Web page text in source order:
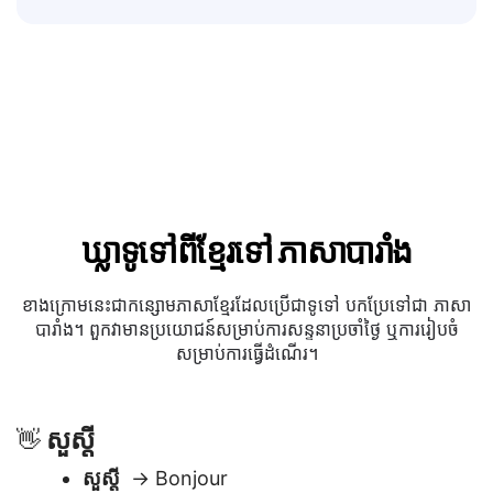
ឃ្លាទូទៅពីខ្មែរទៅ ភាសា​បារាំង
ខាងក្រោមនេះជាកន្សោមភាសាខ្មែរដែលប្រើជាទូទៅ បកប្រែទៅជា ភាសា​
បារាំង។ ពួកវាមានប្រយោជន៍សម្រាប់ការសន្ទនាប្រចាំថ្ងៃ ឬការរៀបចំ
សម្រាប់ការធ្វើដំណើរ។
👋 សួស្តី
សួស្តី → Bonjour